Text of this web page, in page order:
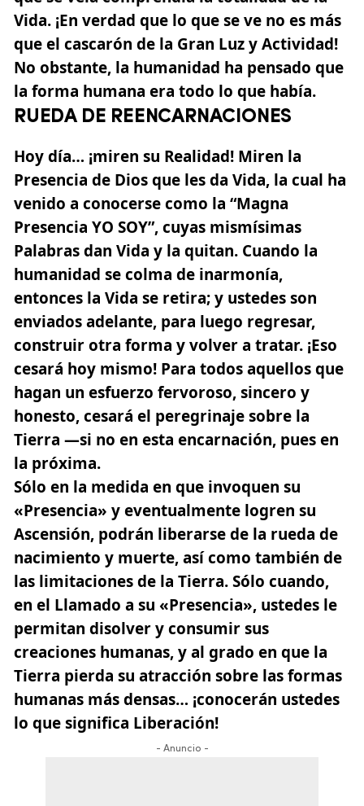
Vida. ¡En verdad que lo que se ve no es más
que el cascarón de la Gran Luz y Actividad!
No obstante, la humanidad ha pensado que
la forma humana era todo lo que había.
RUEDA DE REENCARNACIONES
Hoy día… ¡miren su Realidad! Miren la
Presencia de Dios que les da Vida, la cual ha
venido a conocerse como la “Magna
Presencia YO SOY”,cuyas mismísimas
Palabras dan Vida y la quitan. Cuando la
humanidad se colma de inarmonía,
entonces la Vida se retira; y ustedes son
enviados adelante, para luego regresar,
construir otra forma y volver a tratar. ¡Eso
cesará hoy mismo! Para todos aquellos que
hagan un esfuerzo fervoroso, sincero y
honesto, cesará el peregrinaje sobre la
Tierra —si no en esta encarnación, pues en
la próxima.
Sólo en la medida en que invoquen su
«Presencia» y eventualmente logren su
Ascensión, podrán liberarse de la rueda de
nacimiento y muerte, así como también de
las limitaciones de la Tierra. Sólo cuando,
en el Llamado a su «Presencia», ustedes le
permitan disolver y consumir sus
creaciones humanas, y al grado en que la
Tierra pierda su atracción sobre las formas
humanas más densas… ¡conocerán ustedes
lo que significa Liberación!
- Anuncio -